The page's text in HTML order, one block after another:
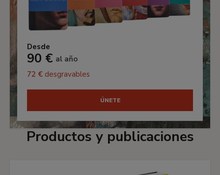
Desde
90 € al año
72 € desgravables
ÚNETE
Productos y publicaciones